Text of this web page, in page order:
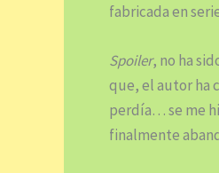
fabricada en
Spoiler, no ha
que, el autor ha
perdía… se me
finalmente